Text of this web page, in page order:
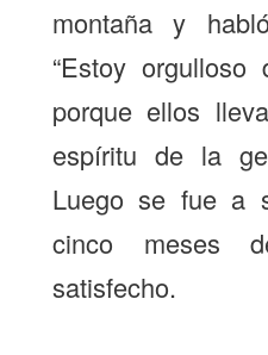
montaña y
“Estoy
porque ellos
espíritu de la
Luego se fue a
cinco meses
satisfecho.